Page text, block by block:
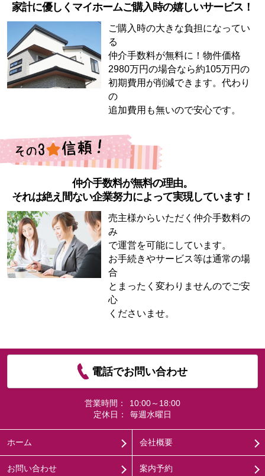
家計に優しくマイホームご購入時の嬉しいサービス！
ご購入時の大きな負担になってい
る
仲介手数料が無料に！物件価格
2980万円の場合なら約105万円の
初期費用が削減できます。代わり
の
追加費用も無いので安心です。
仲介手数料が無料の理由。
それは絶え間ない企業努力によって実現しています！
売主様からいただく仲介手数料の
み
で運営を可能にしています。
お手続きやサービス等は通常の場
合
とまったく変わりませんのでご安
心
くださいませ。
電話でお問い合わせ
営業時間：
10:00～18:00
定休日：
毎週水曜日
ホーム 会社概要
お問い合わせ 案内予約